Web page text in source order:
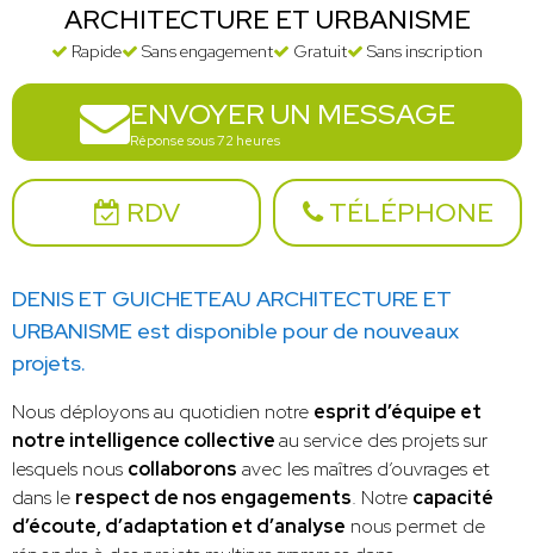
ARCHITECTURE ET URBANISME
Rapide Sans engagement Gratuit Sans inscription
ENVOYER UN MESSAGE
Réponse sous 72 heures
RDV TÉLÉPHONE
DENIS ET GUICHETEAU ARCHITECTURE ET
URBANISME est disponible pour de nouveaux
projets.
Nous déployons au quotidien notre esprit d’équipe et
notre intelligence collectiveau service des projets sur
lesquels nous collaborons avec les maîtres d’ouvrages et
dans le respect de nos engagements. Notre capacité
d’écoute, d’adaptation et d’analyse nous permet de